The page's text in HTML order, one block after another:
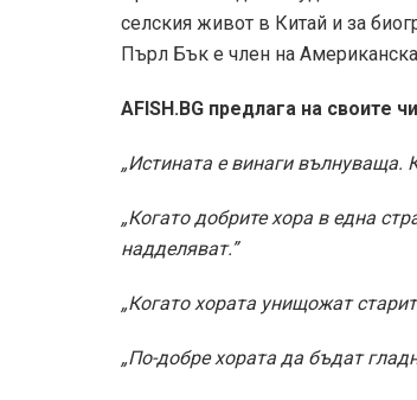
селския живот в Китай и за
Пърл Бък е член на
AFISH.BG предлага на своите
„Истината е винаги вълнуваща.
„Когато добрите хора в една
надделяват.”
„Когато хората унищожат
„По-добре хората да бъдат